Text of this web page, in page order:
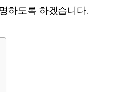
하도록 하겠습니다.